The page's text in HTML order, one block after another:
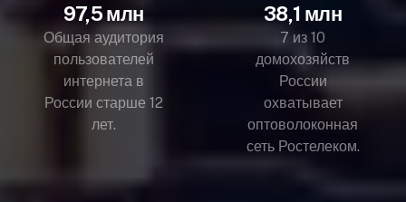
97,5 млн
Общая аудитория
пользователей
интернета в
России старше 12
лет.
38,1 млн
7 из 10
домохозяйств
России
охватывает
оптоволоконная
сеть Ростелеком.